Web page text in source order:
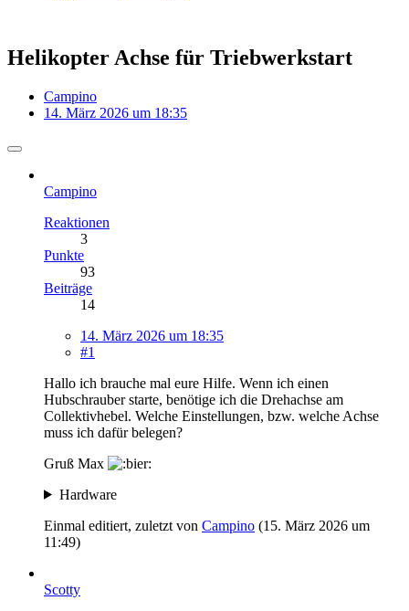
Helikopter Achse für Triebwerkstart
Campino
14. März 2026 um 18:35
Campino
Reaktionen
3
Punkte
93
Beiträge
14
14. März 2026 um 18:35
#1
Hallo ich brauche mal eure Hilfe. Wenn ich einen
Hubschrauber starte, benötige ich die Drehachse am
Collektivhebel. Welche Einstellungen, bzw. welche Achse
muss ich dafür belegen?
Gruß Max
Hardware
Einmal editiert, zuletzt von Campino (15. März 2026 um
11:49)
Scotty